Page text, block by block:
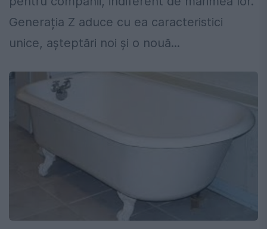
Generația Z aduce cu ea caracteristici
unice, așteptări noi și o nouă...